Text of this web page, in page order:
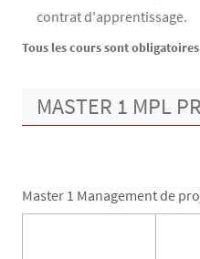
contrat d'apprentissage.
Tous les cours sont
MASTER 1 MPL
Master 1 Management de